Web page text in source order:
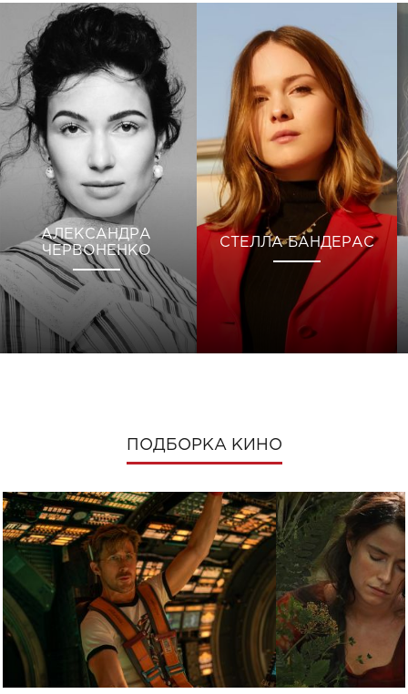
АЛЕКСАНДРА
ЧЕРВОНЕНКО
СТЕЛЛА БАНДЕРАС
ПОДБОРКА КИНО